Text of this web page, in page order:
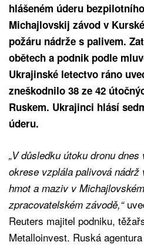
hlášeném úderu
Michajlovskij závod v
požáru nádrže s palivem.
obětech a podnik podle
Ukrajinské letectvo ráno
zneškodnilo 38 ze 42
Ruskem. Ukrajinci hlásí
úderu.
„V důsledku útoku dronu
okrese vzplála palivová nádrž
hmot a maziv v
zpracovatelském závodě,“
Reuters majitel podniku,
Metalloinvest. Ruská